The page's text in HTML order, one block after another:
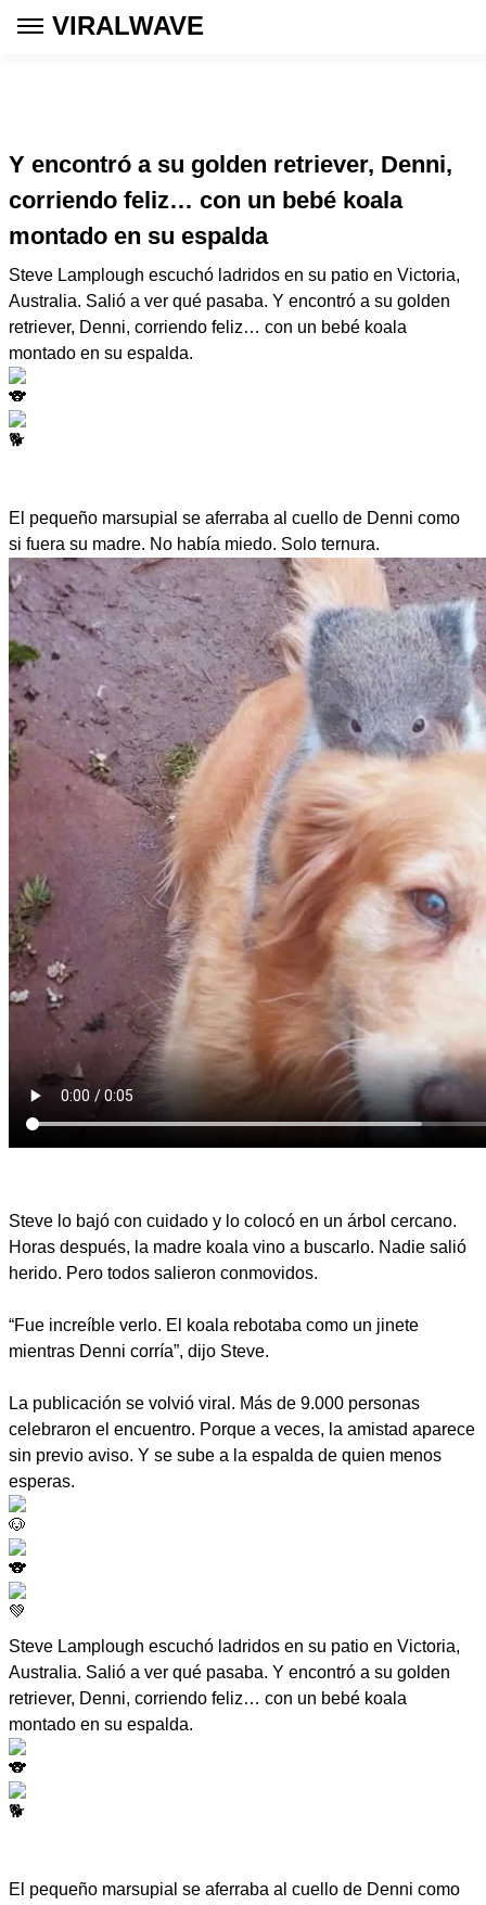
VIRALWAVE
Y encontró a su golden retriever, Denni,
corriendo feliz… con un bebé koala
montado en su espalda
Steve Lamplough escuchó ladridos en su patio en Victoria,
Australia. Salió a ver qué pasaba. Y encontró a su golden
retriever, Denni, corriendo feliz… con un bebé koala
montado en su espalda.
El pequeño marsupial se aferraba al cuello de Denni como
si fuera su madre. No había miedo. Solo ternura.
Steve lo bajó con cuidado y lo colocó en un árbol cercano.
Horas después, la madre koala vino a buscarlo. Nadie salió
herido. Pero todos salieron conmovidos.
“Fue increíble verlo. El koala rebotaba como un jinete
mientras Denni corría”, dijo Steve.
La publicación se volvió viral. Más de 9.000 personas
celebraron el encuentro. Porque a veces, la amistad aparece
sin previo aviso. Y se sube a la espalda de quien menos
esperas.
Steve Lamplough escuchó ladridos en su patio en Victoria,
Australia. Salió a ver qué pasaba. Y encontró a su golden
retriever, Denni, corriendo feliz… con un bebé koala
montado en su espalda.
El pequeño marsupial se aferraba al cuello de Denni como